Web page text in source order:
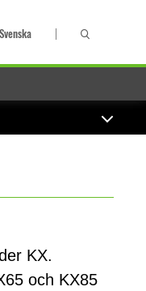
Svenska
KX.
och KX85